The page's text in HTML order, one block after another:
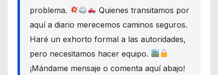
problema.
Quienes transitamos por
aquí a diario merecemos caminos seguros.
Haré un exhorto formal a las autoridades,
pero necesitamos hacer equipo.
¡Mándame mensaje o comenta aquí abajo!